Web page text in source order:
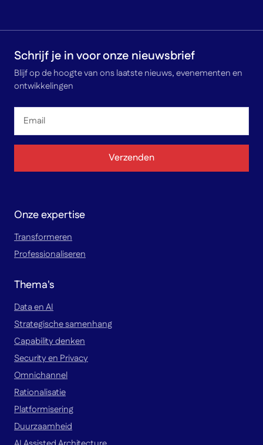
Schrijf je in voor onze nieuwsbrief
Blijf op de hoogte van ons laatste nieuws, evenementen en
ontwikkelingen
Email
Verzenden
Onze expertise
Transformeren
Professionaliseren
Thema's
Data en AI
Strategische samenhang
Capability denken
Security en Privacy
Omnichannel
Rationalisatie
Platformisering
Duurzaamheid